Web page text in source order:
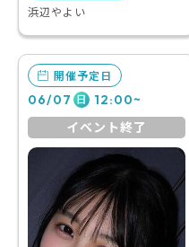
浜辺やよい
開催予定日
06/07 日 12:00~
イベント終了